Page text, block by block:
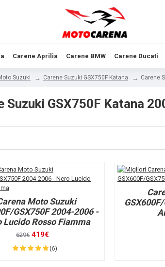
Carene Aprilia Carene BMW Carene Ducati
Suzuki Carene Suzuki GSX750F Katana Carene
Suzuki GSX750F Katana
Moto Suzuki
GSX750F 2004-2006 -
Lucido Rosso Fiamma
629€ 419€
(6)